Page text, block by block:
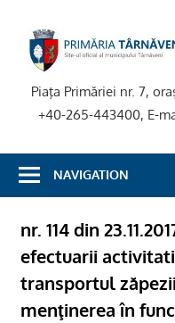
content
Piaţa Primăriei nr. 7,
+40-265-443400, E-
NAVIGATION
nr. 114 din
efectuarii
transportul
menţinerea în